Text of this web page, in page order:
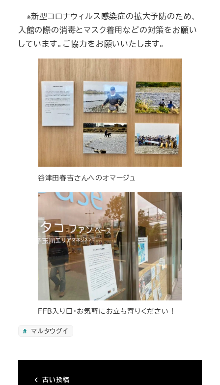
※新型コロナウィルス感染症の拡大予防のため、
入館の際の消毒とマスク着用などの対策をお願い
しています。ご協力をお願いいたします。
谷津田春吉さんへのオマージュ
FFB入り口・お気軽にお立ち寄りください！
マルタウグイ
古い投稿